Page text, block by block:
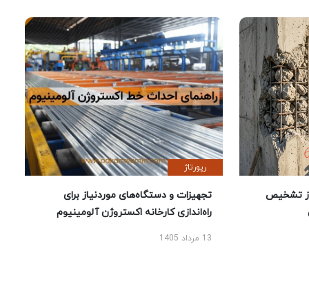
تشخیص
رپورتاژ
تجهیزات و دستگاه‌های موردنیاز برای
راه‌اندازی کارخانه اکستروژن آلومینیوم
13 مرداد 1405